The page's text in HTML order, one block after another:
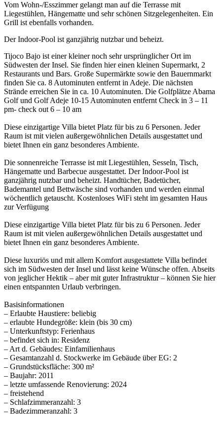
Vom Wohn-/Esszimmer gelangt man auf die Terrasse mit
Liegestühlen, Hängematte und sehr schönen Sitzgelegenheiten. Ein
Grill ist ebenfalls vorhanden.
Der Indoor-Pool ist ganzjährig nutzbar und beheizt.
Tijoco Bajo ist einer kleiner noch sehr ursprünglicher Ort im
Südwesten der Insel. Sie finden hier einen kleinen Supermarkt, 2
Restaurants und Bars. Große Supermärkte sowie den Bauernmarkt
finden Sie ca. 8 Autominuten entfernt in Adeje. Die nächsten
Strände erreichen Sie in ca. 10 Autominuten. Die Golfplätze Abama
Golf und Golf Adeje 10-15 Autominuten entfernt Check in 3 – 11
pm- check out 6 – 10 am
Diese einzigartige Villa bietet Platz für bis zu 6 Personen. Jeder
Raum ist mit vielen außergewöhnlichen Details ausgestattet und
bietet Ihnen ein ganz besonderes Ambiente.
Die sonnenreiche Terrasse ist mit Liegestühlen, Sesseln, Tisch,
Hängematte und Barbecue ausgestattet. Der Indoor-Pool ist
ganzjährig nutzbar und beheizt. Handtücher, Badetücher,
Bademantel und Bettwäsche sind vorhanden und werden einmal
wöchentlich getauscht. Kostenloses WiFi steht im gesamten Haus
zur Verfügung
Diese einzigartige Villa bietet Platz für bis zu 6 Personen. Jeder
Raum ist mit vielen außergewöhnlichen Details ausgestattet und
bietet Ihnen ein ganz besonderes Ambiente.
Diese luxuriös und mit allem Komfort ausgestattete Villa befindet
sich im Südwesten der Insel und lässt keine Wünsche offen. Abseits
von jeglicher Hektik – aber mit guter Infrastruktur – können Sie hier
einen entspannten Urlaub verbringen.
Basisinformationen
– Erlaubte Haustiere: beliebig
– erlaubte Hundegröße: klein (bis 30 cm)
– Unterkunftstyp: Ferienhaus
– befindet sich in: Residenz
– Art d. Gebäudes: Einfamilienhaus
– Gesamtanzahl d. Stockwerke im Gebäude über EG: 2
– Grundstücksfläche: 300 m²
– Baujahr: 2011
– letzte umfassende Renovierung: 2024
– freistehend
– Schlafzimmeranzahl: 3
– Badezimmeranzahl: 3